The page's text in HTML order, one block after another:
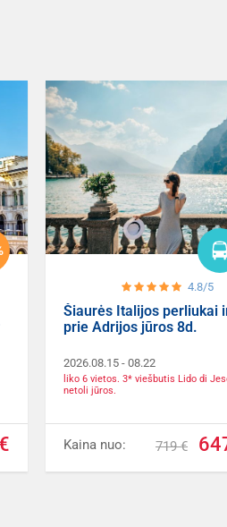
4.8/5
Šiaurės Italijos perliukai
prie Adrijos jūros 8d.
2026.08.15 - 08.22
liko 6 vietos. 3* viešbutis Lido di
netoli jūros.
Kaina nuo: 719 €